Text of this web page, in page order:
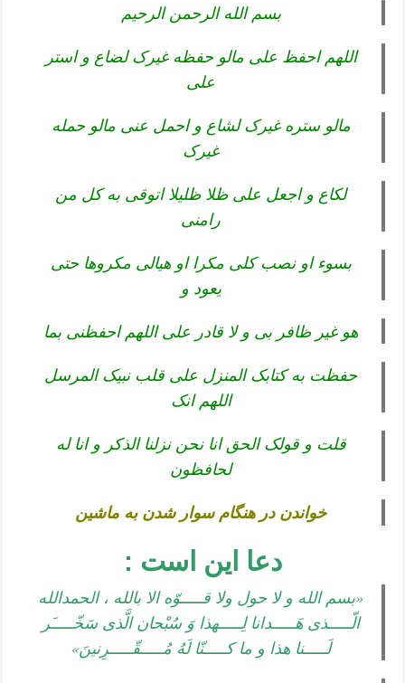
بسم الله الرحمن الرحیم
اللهم احفظ علی مالو حفظه غیرک لضاع و استر
علی
مالو ستره غیرک لشاع و احمل عنی مالو حمله
غیرک
لکاع و اجعل علی ظلا ظلیلا اتوقی به کل من
رامنی
بسوء او نصب کلی مکرا او هیالی مکروها حتی
یعود و
هو غیر ظافر بی و لا قادر علی اللهم احفظنی بما
حفظت به کتابک المنزل علی قلب نبیک المرسل
اللهم انک
قلت و قولک الحق انا نحن نزلنا الذکر و انا له
لحافظون
خواندن در هنگام سوار شدن به ماشین
دعا این است :
«بسم الله و لا حول ولا قـــــوّه الا بالله ، الحمدالله
الّـــــذی هَـــــدانا لِـــــهذا وَ سُبْحان الَّذی سَخّـــــَر
لَـــــنا هذا و ما کـــــنّا لَهُ مُـــــقّـــــرِنینَ»